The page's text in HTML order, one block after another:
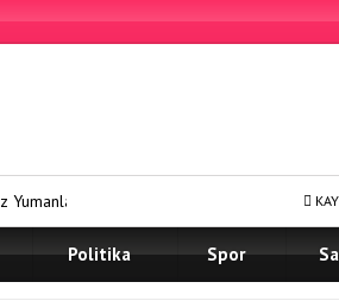
Prof. Dr. Murat Kan, NEW ATLAS
Politika Spor